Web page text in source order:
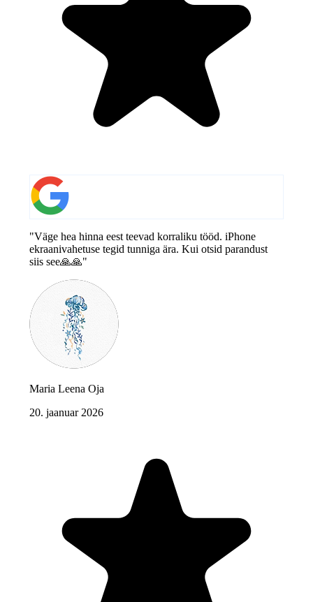
"Väge hea hinna eest teevad korraliku tööd. iPhone
ekraanivahetuse tegid tunniga ära. Kui otsid parandust
siis see🙏🙏"
Maria Leena Oja
20. jaanuar 2026